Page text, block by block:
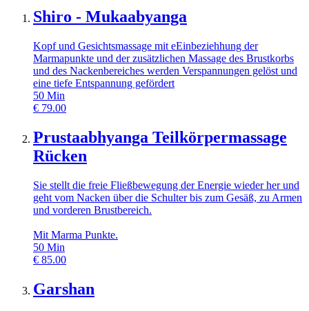
Shiro - Mukaabyanga
Kopf und Gesichtsmassage mit eEinbeziehhung der
Marmapunkte und der zusätzlichen Massage des Brustkorbs
und des Nackenbereiches werden Verspannungen gelöst und
eine tiefe Entspannung gefördert
50 Min
€ 79.00
Prustaabhyanga Teilkörpermassage
Rücken
Sie stellt die freie Fließbewegung der Energie wieder her und
geht vom Nacken über die Schulter bis zum Gesäß, zu Armen
und vorderen Brustbereich.
Mit Marma Punkte.
50 Min
€ 85.00
Garshan